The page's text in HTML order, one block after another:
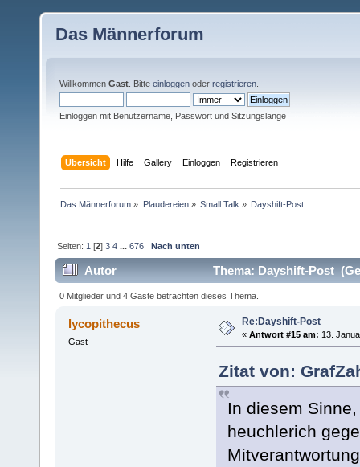
Das Männerforum
Willkommen Gast . Bitte einloggen oder registrieren
Einloggen mit Benutzername, Passwort und Sitzungslänge
Übersicht Hilfe Gallery Einloggen Registrieren
Das Männerforum » Plaudereien» Small Talk » Dayshift-Post
Seiten: 1 [2]3 4 ...676 Nach unten
Autor Thema: Dayshift-Post
0 Mitglieder und 4 Gäste betrachten dieses Thema.
lycopithecus
Gast
Re:Dayshift-Post
« Antwort #15 am: 13.
Zitat von:
In diesem
heuchlerich